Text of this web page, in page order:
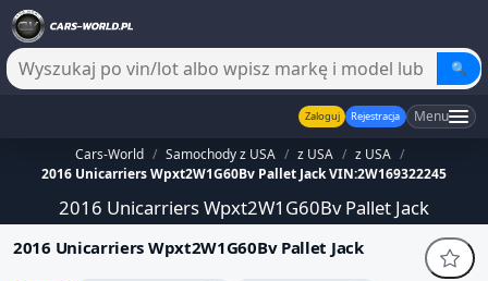
🔍
Zaloguj Rejestracja Menu
Cars-World / Samochody z USA / z USA / z USA /
2016 Unicarriers Wpxt2W1G60Bv Pallet Jack VIN:2W169322245
2016 Unicarriers Wpxt2W1G60Bv Pallet Jack
2016 Unicarriers Wpxt2W1G60Bv Pallet Jack